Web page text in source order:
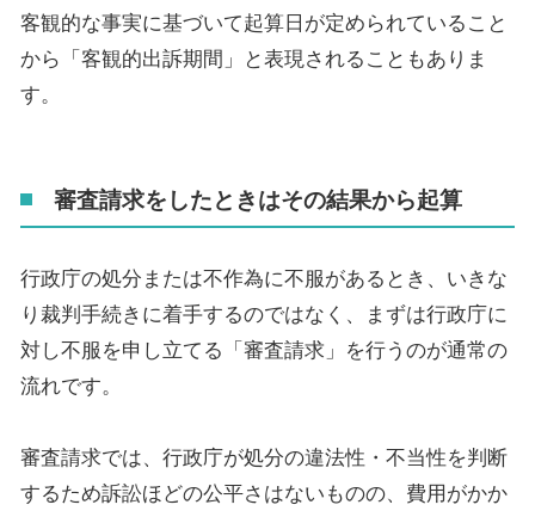
客観的な事実に基づいて起算日が定められていること
から「客観的出訴期間」と表現されることもありま
す。
審査請求をしたときはその結果から起算
行政庁の処分または不作為に不服があるとき、いきな
り裁判手続きに着手するのではなく、まずは行政庁に
対し不服を申し立てる「審査請求」を行うのが通常の
流れです。
審査請求では、行政庁が処分の違法性・不当性を判断
するため訴訟ほどの公平さはないものの、費用がかか